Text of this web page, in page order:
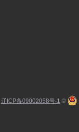
辽ICP备09002058号-1 ©